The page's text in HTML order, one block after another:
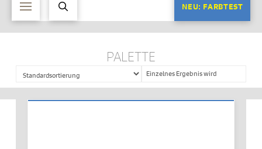
NEU: FARBTEST
PALETTE
Einzelnes Ergebnis wird
angezeigt